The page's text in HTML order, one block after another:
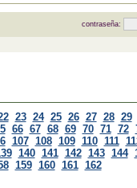
contraseña:
23 24 25 26 27 28 29
66 67 68 69 70 71 72
107 108 109 110 111
140 141 142 143 144
159 160 161 162